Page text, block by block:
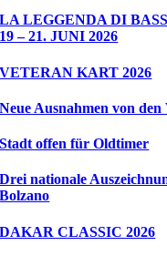
LA LEGGENDA DI
19 – 21. JUNI 2026
VETERAN KART 2026
Neue Ausnahmen von
Stadt offen für Oldtimer
Drei nationale
Bolzano
DAKAR CLASSIC 2026